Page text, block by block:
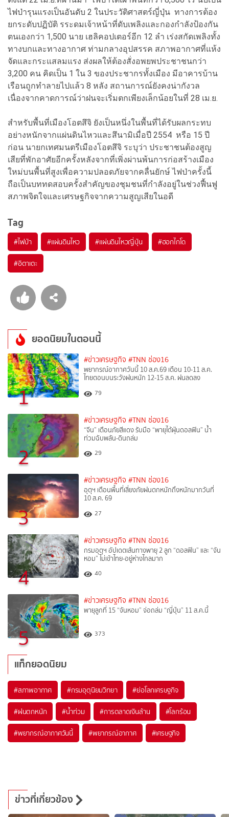
ไฟป่ารุนแรงเป็นอันดับ 2 ในประวัติศาสตร์ญี่ปุ่น ทางการต้อง
ยกระดับปฏิบัติ รระดมเจ้าหน้าที่ดับเพลิงและกองกำลังป้องกัน
ตนเองกว่า 1,500 นาย เฮลิคอปเตอร์อีก 12 ลำ เร่งสกัดเพลิงทั้ง
ทางบกและทางอากาศ ท่ามกลางอุปสรรค สภาพอากาศที่แห้ง
จัดและกระแสลมแรง ส่งผลให้ต้องสั่งอพยพประชาชนกว่า
3,200 คน คิดเป็น 1 ใน 3 ของประชากรทั้งเมือง มีอาคารบ้าน
เรือนถูกทำลายไปแล้ว 8 หลัง สถานการณ์ยังคงน่ากังวล
เนื่องจากคาดการณ์ว่าฝนจะเริ่มตกเพียงเล็กน้อยในที่ 28 เม.ย.
สำหรับพื้นที่เมืองโอตสึจิ ยังเป็นหนึ่งในพื้นที่ได้รับผลกระทบ
อย่างหนักจากแผ่นดินไหวและสึนามิเมื่อปี 2554 หรือ 15 ปี
ก่อน นายกเทศมนตรีเมืองโอตสึจิ ระบุว่า ประชาชนต้องสูญ
เสียที่พักอาศัยอีกครั้งหลังจากที่เพิ่งผ่านพ้นการก่อสร้างเมือง
ใหม่บนพื้นที่สูงเพื่อความปลอดภัยจากคลื่นยักษ์ ไฟป่าครั้งนี้
ถือเป็นบททดสอบครั้งสำคัญของชุมชนที่กำลังอยู่ในช่วงฟื้นฟู
สภาพจิตใจและเศรษฐกิจจากความสูญเสียในอดี
Tag
#ไฟป่า #แผ่นดินไหว #แผ่นดินไหวญี่ปุ่น #ฮอกไกโด
#อิตาเตะ
ยอดนิยมในตอนนี้
1
#ข่าวเศรษฐกิจ #TNN ช่อง16
พยากรณ์อากาศวันนี้ 10 ส.ค.69 เตือน 10-11 ส.ค.
ไทยตอนบนระวังฝนหนัก 12-15 ส.ค. ฝนลดลง
79
2
#ข่าวเศรษฐกิจ #TNN ช่อง16
“จีน” เตือนภัยสีแดง รับมือ “พายุไต้ฝุ่นดอลฟิน” น้ำ
ท่วมฉับพลัน-ดินถล่ม
29
3
#ข่าวเศรษฐกิจ #TNN ช่อง16
อุตุฯ เตือนพื้นที่เสี่ยงภัยฝนตกหนักถึงหนักมากวันที่
10 ส.ค. 69
27
4
#ข่าวเศรษฐกิจ #TNN ช่อง16
กรมอุตุฯ อัปเดตเส้นทางพายุ 2 ลูก “ดอลฟิน” และ “จัน
หอม” ไม่เข้าไทย-อยู่ห่างไกลมาก
40
5
#ข่าวเศรษฐกิจ #TNN ช่อง16
พายุลูกที่ 15 “จันหอม” จ่อถล่ม “ญี่ปุ่น” 11 ส.ค.นี้
373
แท็กยอดนิยม
#สภาพอากาศ #กรมอุตุนิยมวิทยา #ย่อโลกเศรษฐกิจ
#ฝนตกหนัก #น้ำท่วม #การตลาดเงินล้าน #โลกร้อน
#พยากรณ์อากาศวันนี้ #พยากรณ์อากาศ #เศรษฐกิจ
ข่าวที่เกี่ยวข้อง